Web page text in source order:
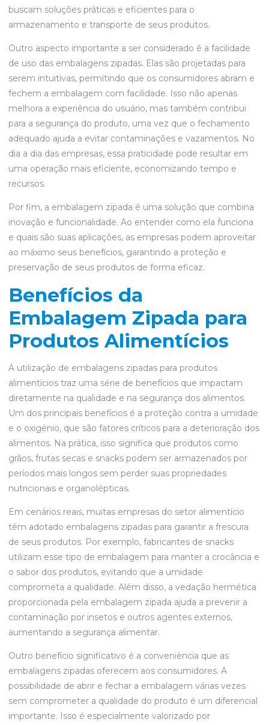
buscam soluções práticas e eficientes para o
armazenamento e transporte de seus produtos.
Outro aspecto importante a ser considerado é a facilidade
de uso das embalagens zipadas. Elas são projetadas para
serem intuitivas, permitindo que os consumidores abram e
fechem a embalagem com facilidade. Isso não apenas
melhora a experiência do usuário, mas também contribui
para a segurança do produto, uma vez que o fechamento
adequado ajuda a evitar contaminações e vazamentos. No
dia a dia das empresas, essa praticidade pode resultar em
uma operação mais eficiente, economizando tempo e
recursos.
Por fim, a embalagem zipada é uma solução que combina
inovação e funcionalidade. Ao entender como ela funciona
e quais são suas aplicações, as empresas podem aproveitar
ao máximo seus benefícios, garantindo a proteção e
preservação de seus produtos de forma eficaz.
Benefícios da
Embalagem Zipada para
Produtos Alimentícios
A utilização de embalagens zipadas para produtos
alimentícios traz uma série de benefícios que impactam
diretamente na qualidade e na segurança dos alimentos.
Um dos principais benefícios é a proteção contra a umidade
e o oxigênio, que são fatores críticos para a deterioração dos
alimentos. Na prática, isso significa que produtos como
grãos, frutas secas e snacks podem ser armazenados por
períodos mais longos sem perder suas propriedades
nutricionais e organolépticas.
Em cenários reais, muitas empresas do setor alimentício
têm adotado embalagens zipadas para garantir a frescura
de seus produtos. Por exemplo, fabricantes de snacks
utilizam esse tipo de embalagem para manter a crocância e
o sabor dos produtos, evitando que a umidade
comprometa a qualidade. Além disso, a vedação hermética
proporcionada pela embalagem zipada ajuda a prevenir a
contaminação por insetos e outros agentes externos,
aumentando a segurança alimentar.
Outro benefício significativo é a conveniência que as
embalagens zipadas oferecem aos consumidores. A
possibilidade de abrir e fechar a embalagem várias vezes
sem comprometer a qualidade do produto é um diferencial
importante. Isso é especialmente valorizado por